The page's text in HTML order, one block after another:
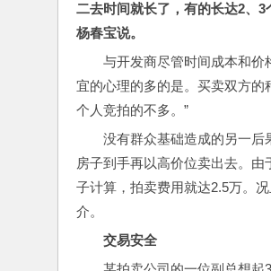
二去时间就长了，有的长达2、
杨春宝说。
与开发商尽管时间成本和价
宜的心理的多的是。买卖双方的
个人竞拍的不多。”
没有群众基础造成的另一后
房子到手再以高价位卖出去。
子计算，拍卖费用就达2.5万。
介。
交易安全